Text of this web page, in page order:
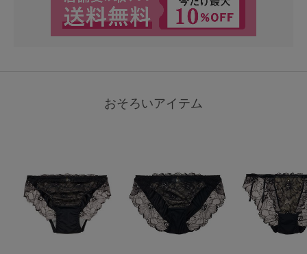
おそろいアイテム